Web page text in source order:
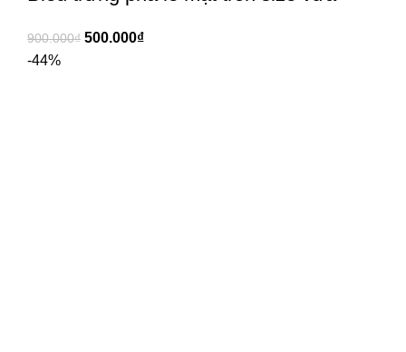
900.000₫ 500.000₫
-44%